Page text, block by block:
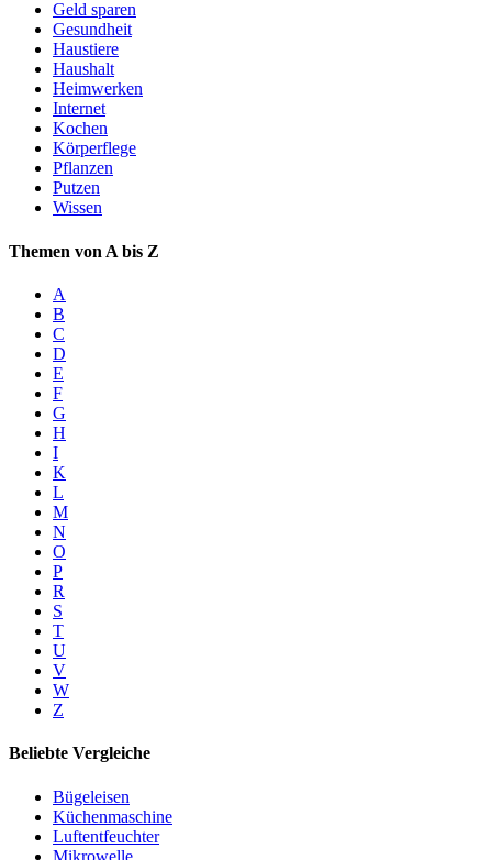
Geld sparen
Gesundheit
Haustiere
Haushalt
Heimwerken
Internet
Kochen
Körperflege
Pflanzen
Putzen
Wissen
Themen von A bis Z
A
B
C
D
E
F
G
H
I
K
L
M
N
O
P
R
S
T
U
V
W
Z
Beliebte Vergleiche
Bügeleisen
Küchenmaschine
Luftentfeuchter
Mikrowelle